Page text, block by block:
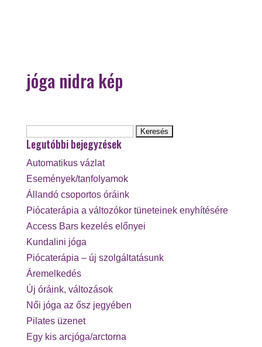
jóga nidra kép
Legutóbbi bejegyzések
Automatikus vázlat
Események/tanfolyamok
Állandó csoportos óráink
Piócaterápia a változókor tüneteinek enyhítésére
Access Bars kezelés előnyei
Kundalini jóga
Piócaterápia – új szolgáltatásunk
Áremelkedés
Új óráink, változások
Női jóga az ősz jegyében
Pilates üzenet
Egy kis arcjóga/arctorna